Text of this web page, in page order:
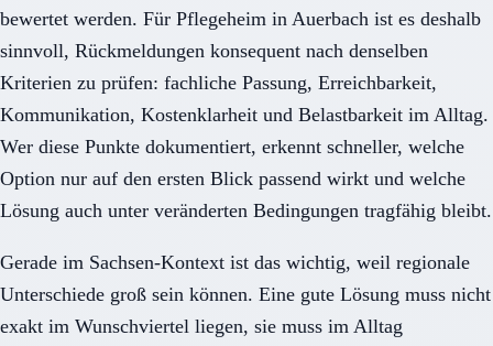
bewertet werden. Für Pflegeheim in Auerbach ist es deshalb
sinnvoll, Rückmeldungen konsequent nach denselben
Kriterien zu prüfen: fachliche Passung, Erreichbarkeit,
Kommunikation, Kostenklarheit und Belastbarkeit im Alltag.
Wer diese Punkte dokumentiert, erkennt schneller, welche
Option nur auf den ersten Blick passend wirkt und welche
Lösung auch unter veränderten Bedingungen tragfähig bleibt.
Gerade im Sachsen-Kontext ist das wichtig, weil regionale
Unterschiede groß sein können. Eine gute Lösung muss nicht
exakt im Wunschviertel liegen, sie muss im Alltag